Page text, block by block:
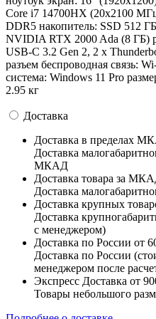
Core i7 14700HX (20x2100
DDR5 накопитель: SSD 512
NVIDIA RTX 2000 Ada (8 ГБ)
USB-C 3.2 Gen 2, 2 x
разъем беспроводная связь:
система: Windows 11 Pro
2.95 кг
Доставка
Доставка в пределах
Доставка
МКАД
Доставка товара за
Доставка
Доставка крупных
Доставка
с менеджером)
Доставка по России от
Доставка по России
менеджером после
Экспресс Доставка от
Товары небольшого